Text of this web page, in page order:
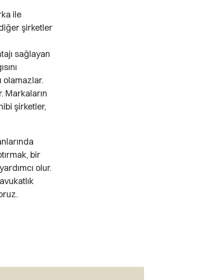
ile
şirketler
sağlayan
olamazlar.
Markaların
şirketler,
bir
olur.